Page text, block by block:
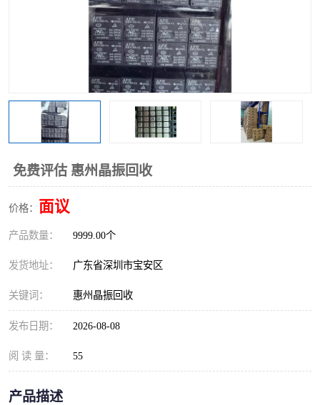
免费评估 惠州晶振回收
价格： 面议
产品数量： 9999.00个
发货地址： 广东省深圳市宝安区
关键词： 惠州晶振回收
发布日期： 2026-08-08
阅 读 量： 55
产品描述